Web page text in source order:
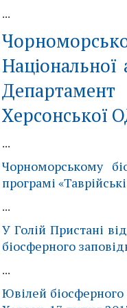
...
Херсонської
...
Чорноморському
програмі
...
У Голій Пристані
біосферного
...
Ювілей